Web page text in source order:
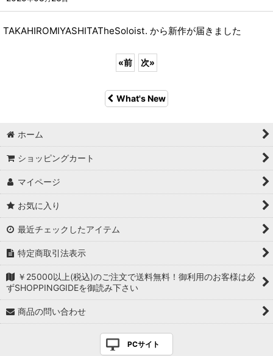
TAKAHIROMIYASHITATheSoloist. から新作が届きました
«前 次»
What's New
ホーム
ショッピングカート
マイページ
お気に入り
最近チェックしたアイテム
特定商取引法表示
￥25000以上(税込)のご注文で送料無料！御利用のお客様は必
ずSHOPPINGGIDEを御読み下さい
商品の問い合わせ
PCサイト